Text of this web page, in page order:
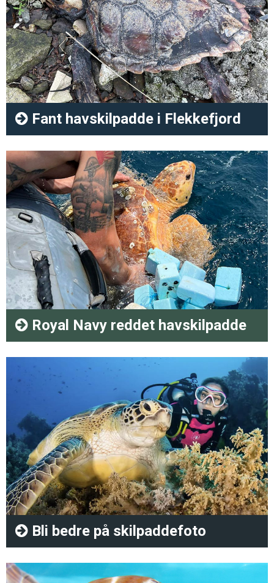
Fant havskilpadde i Flekkefjord
Royal Navy reddet havskilpadde
Bli bedre på skilpaddefoto